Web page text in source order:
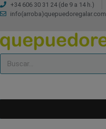
+34 606 30 31 24 (de 9 a 14 h.)
info(arroba)quepuedoregalar.com